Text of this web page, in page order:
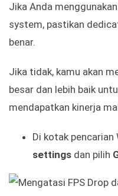
Jika Anda
system, pastikan
benar.
Jika tidak, kamu akan
besar dan lebih baik
mendapatkan kinerja
Di kotak
settings dan pilih